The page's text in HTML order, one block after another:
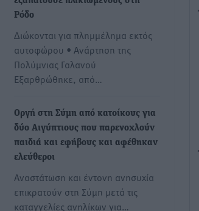
Ρόδο
Διώκονται για πλημμέλημα εκτός
αυτοφώρου • Ανάρτηση της
Πολύμνιας Γαλανού
Εξαρθρώθηκε, από…
Οργή στη Σύμη από κατοίκους για
δύο Αιγύπτιους που παρενοχλούν
παιδιά και εφήβους και αφέθηκαν
ελεύθεροι
Αναστάτωση και έντονη ανησυχία
επικρατούν στη Σύμη μετά τις
καταγγελίες ανηλίκων για…